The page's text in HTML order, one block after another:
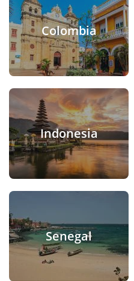
Colombia
Indonesia
Senegal